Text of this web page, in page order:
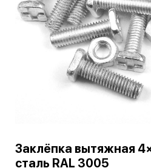
Заклёпка вытяжная
сталь RAL 3005